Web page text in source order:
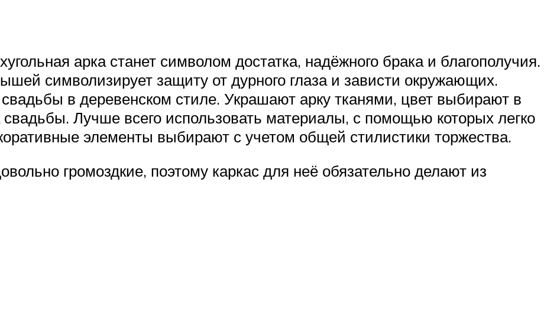
арка станет символом достатка, надёжного брака и благополучия.
символизирует защиту от дурного глаза и зависти окружающих.
в деревенском стиле. Украшают арку тканями, цвет выбирают в
свадьбы. Лучше всего использовать материалы, с помощью которых легко
элементы выбирают с учетом общей стилистики торжества.
громоздкие, поэтому каркас для неё обязательно делают из